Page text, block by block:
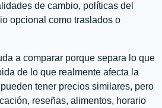
de cambio, políticas del
opcional como traslados o
a comparar porque separa lo que
de lo que realmente afecta la
tener precios similares, pero
reseñas, alimentos, horario